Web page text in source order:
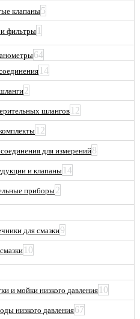
клапаны5
фильтры 1
64
14
2
шлангов 12
12
для измерений8
и клапаны 14
приборы2
для смазки9
10
и мойки низкого давления 10
низкого давления67